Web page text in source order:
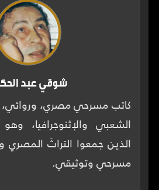
عن الموقع
ENGLISH
شوقي عبد
كاتب مسرحي مصري، وروائي،
الشعبي والإثنوجرافيا،
الذين جمعوا التراثَ